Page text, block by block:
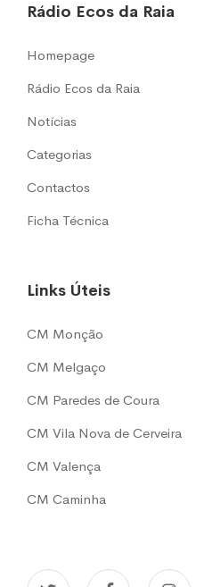
Rádio Ecos da Raia
Homepage
Rádio Ecos da Raia
Notícias
Categorias
Contactos
Ficha Técnica
Links Úteis
CM Monção
CM Melgaço
CM Paredes de Coura
CM Vila Nova de Cerveira
CM Valença
CM Caminha